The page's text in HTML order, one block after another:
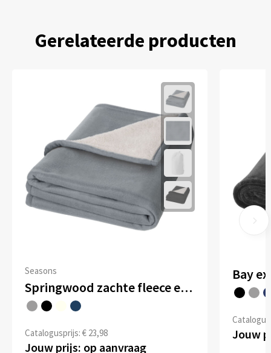
Gerelateerde producten
Seasons
Springwood zachte fleece en sherpa deken
Catalogusprijs: € 23,98
Jouw prijs: op aanvraag
Bay
Jouw